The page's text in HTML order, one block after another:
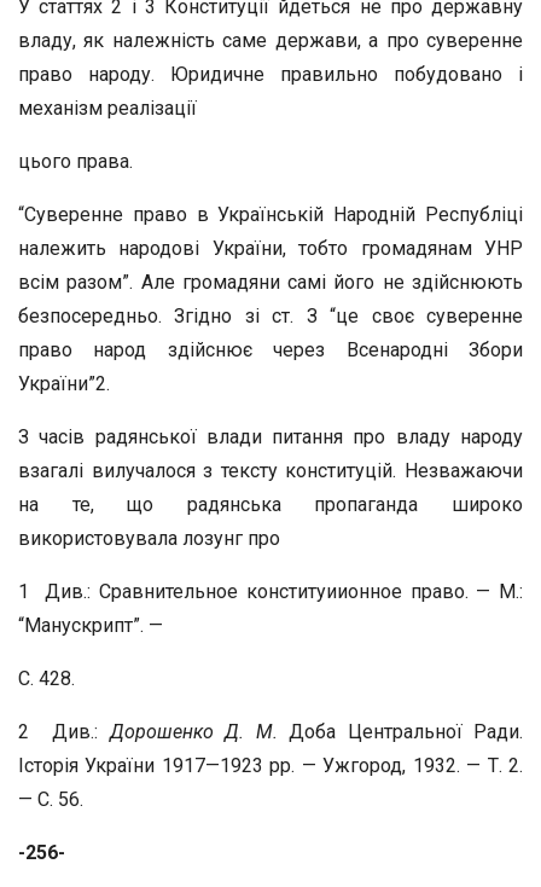
У статтях 2 і 3 Конституції йдеться не про державну
владу, як належність саме держави, а про суверенне
право народу. Юридичне правильно побудовано і
механізм реалізації
цього права.
“Суверенне право в Українській Народній Республіці
належить народові України, тобто громадянам УНР
всім разом”. Але громадяни самі його не здійснюють
безпосередньо. Згідно зі ст. З “це своє суверенне
право народ здійснює через Всенародні Збори
України”2.
З часів радянської влади питання про владу народу
взагалі вилучалося з тексту конституцій. Незважаючи
на те, що радянська пропаганда широко
використовувала лозунг про
1 Див.: Сравнительное конституиионное право. — М.:
“Манускрипт”. —
С. 428.
2 Див.:Дорошенко Д. М. Доба Центральної Ради.
Історія України 1917—1923 рр. — Ужгород, 1932. — Т. 2.
— С. 56.
-256-